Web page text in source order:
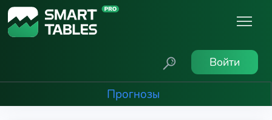
Войти
Прогнозы